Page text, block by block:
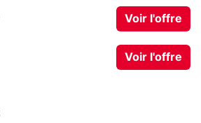
Voir l'offre
Voir l'offre